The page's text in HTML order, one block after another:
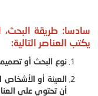
سادسا: طريقة
يكتب العناصر التالية:
نوع البحث أو
العينة أو
أن تحتوي على